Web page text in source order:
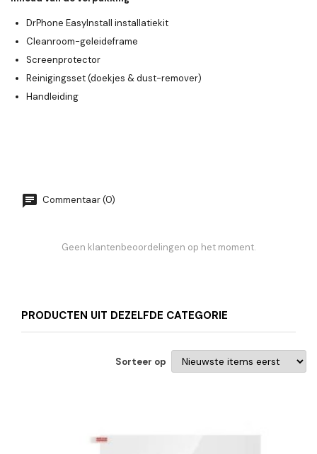
DrPhone EasyInstall installatiekit
Cleanroom-geleideframe
Screenprotector
Reinigingsset (doekjes & dust-remover)
Handleiding
Commentaar (0)
Geen klantenbeoordelingen op het moment.
PRODUCTEN UIT DEZELFDE CATEGORIE
Sorteer op